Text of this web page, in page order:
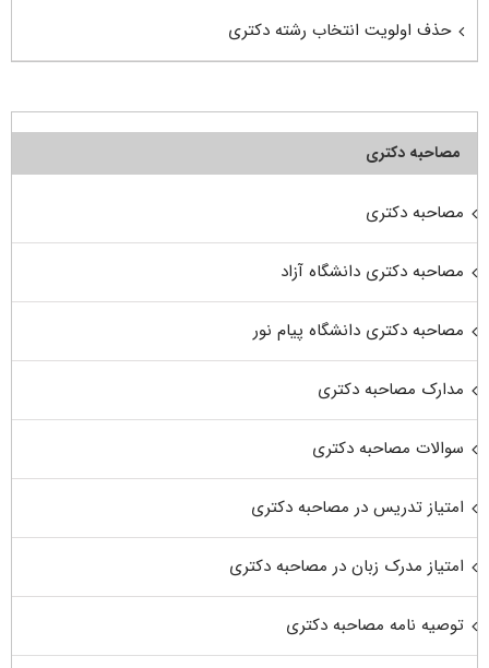
حذف اولویت انتخاب رشته دکتری
مصاحبه دکتری
مصاحبه دکتری
مصاحبه دکتری دانشگاه آزاد
مصاحبه دکتری دانشگاه پیام نور
مدارک مصاحبه دکتری
سوالات مصاحبه دکتری
امتیاز تدریس در مصاحبه دکتری
امتیاز مدرک زبان در مصاحبه دکتری
توصیه نامه مصاحبه دکتری